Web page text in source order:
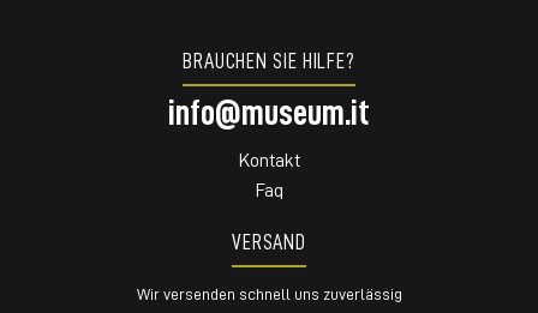
BRAUCHEN SIE HILFE?
info@museum.it
Kontakt
Faq
VERSAND
Wir versenden schnell uns zuverlässig